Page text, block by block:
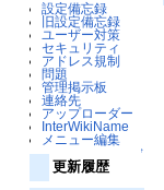
設定備忘録
旧設定備忘録
ユーザー対策
セキュリティ
アドレス規制
問題
管理掲示板
連絡先
アップローダー
InterWikiName
メニュー編集
↑
更新履歴